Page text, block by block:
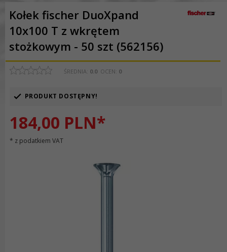
Kołek fischer DuoXpand
10x100 T z wkrętem
stożkowym - 50 szt (562156)
ŚREDNIA: 0.0 OCEN: 0
PRODUKT DOSTĘPNY!
184,00 PLN*
* z podatkiem VAT